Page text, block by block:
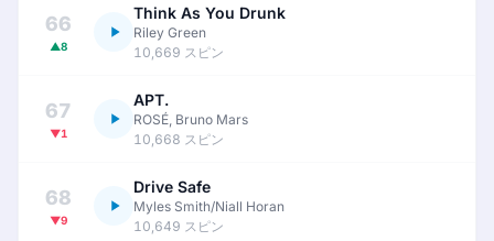
66
▲8
Think As You Drunk
Riley Green
10,669 スピン
67
▼1
APT.
ROSÉ, Bruno Mars
10,668 スピン
68
▼9
Drive Safe
Myles Smith/Niall Horan
10,649 スピン